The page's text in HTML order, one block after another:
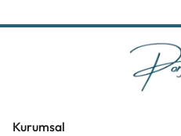
Kurumsal